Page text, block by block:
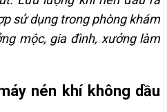
sử dụng trong phòng khám
mộc, gia đình, xưởng làm
nén khí không dầu